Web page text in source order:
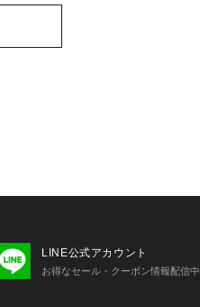
LINE公式アカウント
お得なセール・クーポン情報配信中